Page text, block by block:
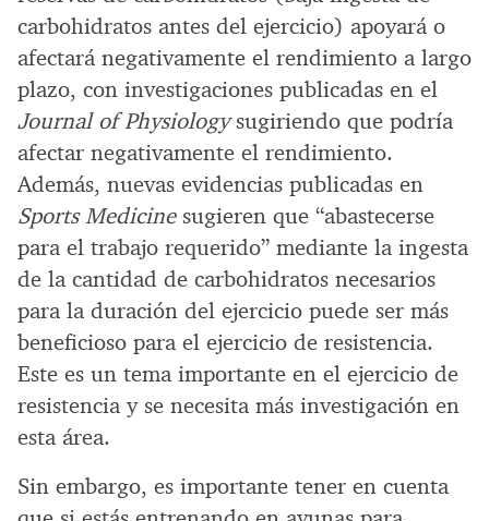
carbohidratos antes del ejercicio) apoyará o
afectará negativamente el rendimiento a largo
plazo, con investigaciones publicadas en el
Journal of Physiologysugiriendo que podría
afectar negativamente el rendimiento.
Además, nuevas evidencias publicadas en
Sports Medicinesugieren que “abastecerse
para el trabajo requerido” mediante la ingesta
de la cantidad de carbohidratos necesarios
para la duración del ejercicio puede ser más
beneficioso para el ejercicio de resistencia.
Este es un tema importante en el ejercicio de
resistencia y se necesita más investigación en
esta área.
Sin embargo, es importante tener en cuenta